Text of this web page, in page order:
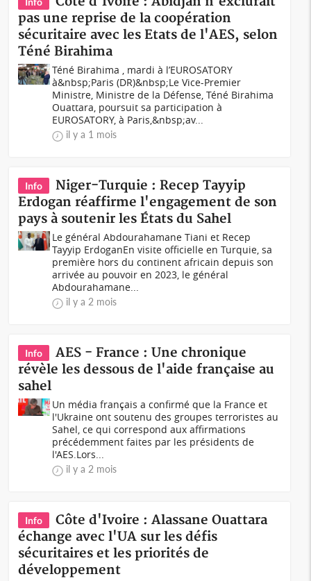
pas une reprise de la coopération
sécuritaire avec les Etats de l'AES, selon
Téné Birahima
Téné Birahima , mardi à l’EUROSATORY
à&nbsp;Paris (DR)&nbsp;Le Vice-Premier
Ministre, Ministre de la Défense, Téné Birahima
Ouattara, poursuit sa participation à
EUROSATORY, à Paris,&nbsp;av...
il y a 1 mois
Info
Niger-Turquie : Recep Tayyip
Erdogan réaffirme l'engagement de son
pays à soutenir les États du Sahel
Le général Abdourahamane Tiani et Recep
Tayyip ErdoganEn visite officielle en Turquie, sa
première hors du continent africain depuis son
arrivée au pouvoir en 2023, le général
Abdourahamane...
il y a 2 mois
Info
AES - France : Une chronique
révèle les dessous de l'aide française au
sahel
Un média français a confirmé que la France et
l'Ukraine ont soutenu des groupes terroristes au
Sahel, ce qui correspond aux affirmations
précédemment faites par les présidents de
l'AES.Lors...
il y a 2 mois
Info
Côte d'Ivoire : Alassane Ouattara
échange avec l'UA sur les défis
sécuritaires et les priorités de
développement